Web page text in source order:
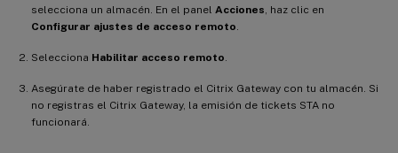
selecciona un almacén. En el panel Acciones , haz clic en
Configurar ajustes de acceso remoto
Selecciona Habilitar acceso remoto
Asegúrate de haber registrado el Citrix Gateway con tu almacén. Si
no registras el Citrix Gateway, la emisión de tickets STA no
funcionará.